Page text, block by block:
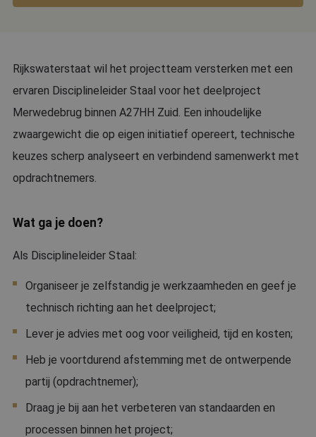
Rijkswaterstaat wil het projectteam versterken met een
ervaren Disciplineleider Staal voor het deelproject
Merwedebrug binnen A27HH Zuid. Een inhoudelijke
zwaargewicht die op eigen initiatief opereert, technische
keuzes scherp analyseert en verbindend samenwerkt met
opdrachtnemers.
Wat ga je doen?
Als Disciplineleider Staal:
Organiseer je zelfstandig je werkzaamheden en geef je
technisch richting aan het deelproject;
Lever je advies met oog voor veiligheid, tijd en kosten;
Heb je voortdurend afstemming met de ontwerpende
partij (opdrachtnemer);
Draag je bij aan het verbeteren van standaarden en
processen binnen het project;